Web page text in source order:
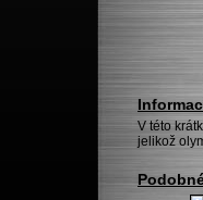
V této
jelikož